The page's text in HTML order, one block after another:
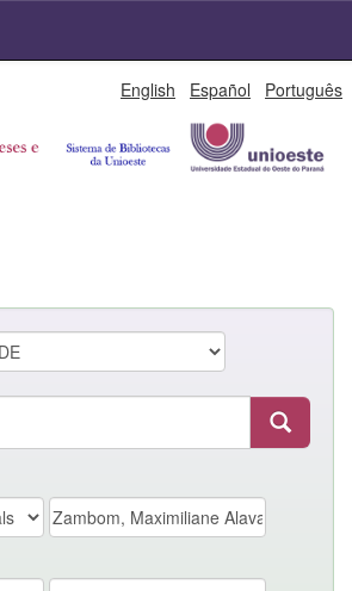
English Español Português